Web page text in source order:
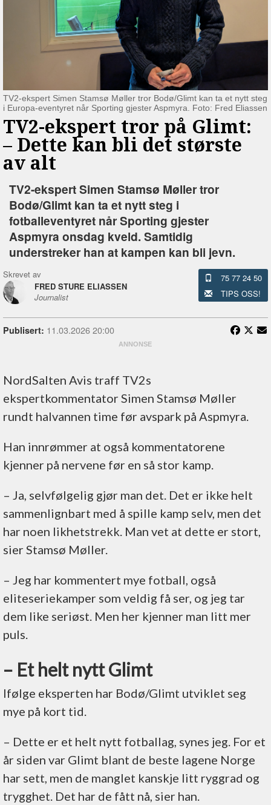
TV2-ekspert Simen Stamsø Møller tror Bodø/Glimt kan ta et nytt steg
i Europa-eventyret når Sporting gjester Aspmyra. Foto: Fred Eliassen
TV2-ekspert tror på Glimt:
–⁠ Dette kan bli det største
av alt
TV2-ekspert Simen Stamsø Møller tror
Bodø/Glimt kan ta et nytt steg i
fotballeventyret når Sporting gjester
Aspmyra onsdag kveld. Samtidig
understreker han at kampen kan bli jevn.
Skrevet av
FRED STURE ELIASSEN
Journalist
75 77 24 50
TIPS OSS!
Publisert: 11.03.2026 20:00
NordSalten Avis traff TV2s
ekspertkommentator Simen Stamsø Møller
rundt halvannen time før avspark på Aspmyra.
Han innrømmer at også kommentatorene
kjenner på nervene før en så stor kamp.
– Ja, selvfølgelig gjør man det. Det er ikke helt
sammenlignbart med å spille kamp selv, men det
har noen likhetstrekk. Man vet at dette er stort,
sier Stamsø Møller.
– Jeg har kommentert mye fotball, også
eliteseriekamper som veldig få ser, og jeg tar
dem like seriøst. Men her kjenner man litt mer
puls.
– Et helt nytt Glimt
Ifølge eksperten har Bodø/Glimt utviklet seg
mye på kort tid.
– Dette er et helt nytt fotballag, synes jeg. For et
år siden var Glimt blant de beste lagene Norge
har sett, men de manglet kanskje litt ryggrad og
trygghet. Det har de fått nå, sier han.